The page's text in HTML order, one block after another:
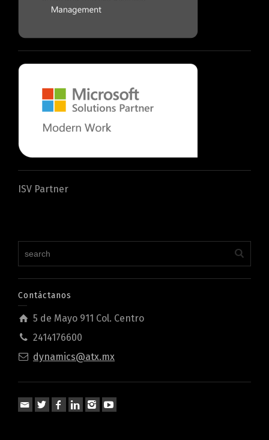
ISV Partner
Contáctanos
5 de Mayo 911 Col. Centro
2414176600
dynamics@atx.mx